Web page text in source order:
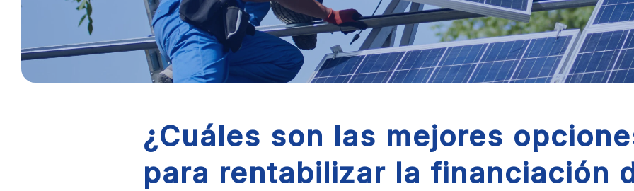
¿Cuáles son las mejores
para rentabilizar la financiación